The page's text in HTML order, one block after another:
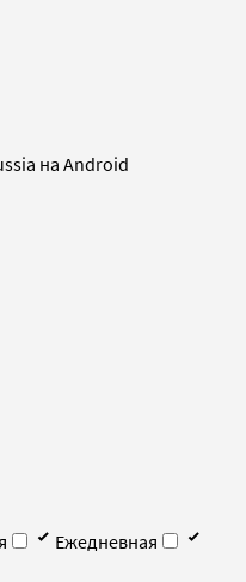
на Android
Ежедневная